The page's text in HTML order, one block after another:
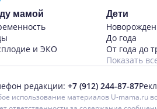
мамой
и ЭКО
Дети
До года
От года до
Показать
редакции: +7 (912) 244-87-87
использование материалов U-mama.ru